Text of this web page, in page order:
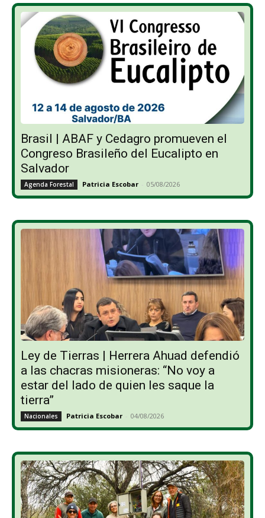
Brasil | ABAF y Cedagro promueven el
Congreso Brasileño del Eucalipto en
Salvador
Agenda Forestal Patricia Escobar - 05/08/2026
Ley de Tierras | Herrera Ahuad defendió
a las chacras misioneras: “No voy a
estar del lado de quien les saque la
tierra”
Nacionales Patricia Escobar - 04/08/2026